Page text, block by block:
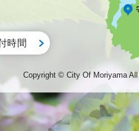
時間
Copyright © City Of Moriyama